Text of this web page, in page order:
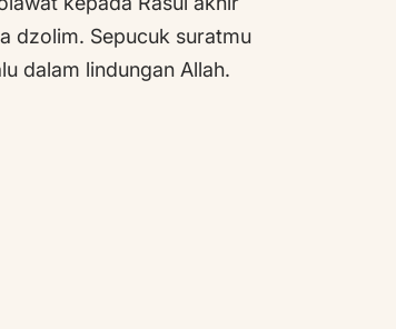
dzolim. Sepucuk suratmu
dalam lindungan Allah.